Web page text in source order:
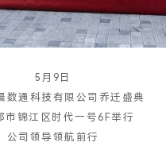
5月9日
数通科技有限公司乔迁盛典
市锦江区时代一号6F举行
公司领导领航前行